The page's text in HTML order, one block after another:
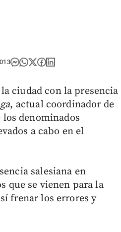
ciudad con la presencia
, actual coordinador de
denominados
a cabo en el
salesiana en
que se vienen para la
frenar los errores y